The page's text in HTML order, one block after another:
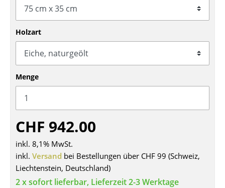
Konferenzstühle
Bürosessel
Einzelteile
... alle Sitzmöbel
Tische
Beistelltische
Couchtische
Schreibtische
Holzart
Menge
CHF 942.00
inkl. 8,1% MwSt.
inkl. Versand bei Bestellungen über CHF 99 (Schweiz,
Liechtenstein, Deutschland)
2 x sofort lieferbar, Lieferzeit 2-3 Werktage